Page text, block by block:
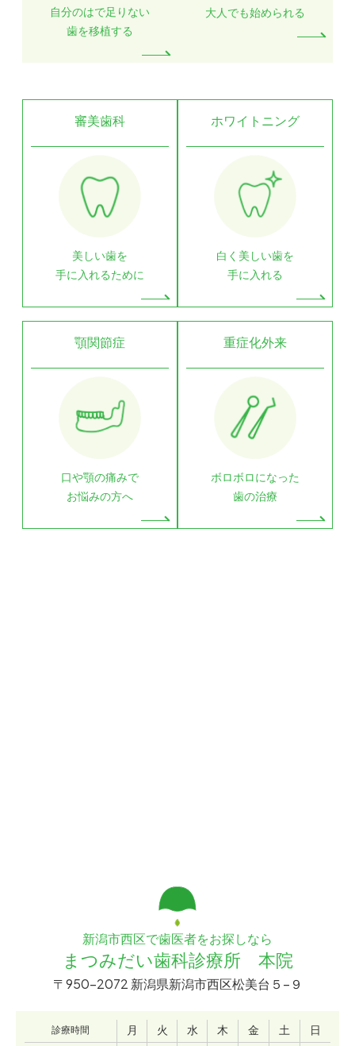
自分のはで足りない
歯を移植する
大人でも始められる
審美歯科
美しい歯を
手に入れるために
ホワイトニング
白く美しい歯を
手に入れる
顎関節症
口や顎の痛みで
お悩みの方へ
重症化外来
ボロボロになった
歯の治療
新潟市西区で歯医者をお探しなら
まつみだい歯科診療所 本院
〒950-2072 新潟県新潟市西区松美台５−９
診療時間 月 火 水 木 金 土 日